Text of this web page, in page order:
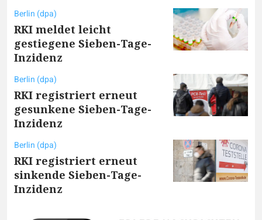
Berlin (dpa)
RKI meldet leicht
gestiegene Sieben-Tage-
Inzidenz
Berlin (dpa)
RKI registriert erneut
gesunkene Sieben-Tage-
Inzidenz
Berlin (dpa)
RKI registriert erneut
sinkende Sieben-Tage-
Inzidenz